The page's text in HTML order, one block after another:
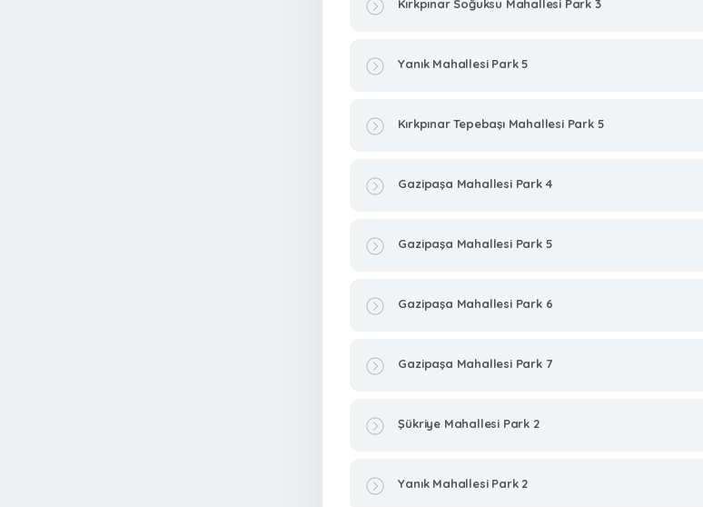
Kırkpınar Soğuksu Mahallesi Park 3
Yanık Mahallesi Park 5
Kırkpınar Tepebaşı Mahallesi Park 5
Gazipaşa Mahallesi Park 4
Gazipaşa Mahallesi Park 5
Gazipaşa Mahallesi Park 6
Gazipaşa Mahallesi Park 7
Şükriye Mahallesi Park 2
Yanık Mahallesi Park 2